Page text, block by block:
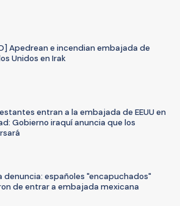
Apedrean e incendian embajada de
Unidos en Irak
entran a la embajada de EEUU en
Gobierno iraquí anuncia que los
denuncia: españoles "encapuchados"
de entrar a embajada mexicana